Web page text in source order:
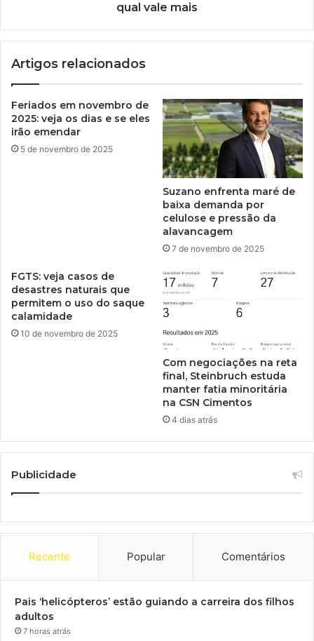
qual vale mais
Artigos relacionados
Feriados em novembro de
2025: veja os dias e se eles
irão emendar
5 de novembro de 2025
Suzano enfrenta maré de
baixa demanda por
celulose e pressão da
alavancagem
7 de novembro de 2025
FGTS: veja casos de
desastres naturais que
permitem o uso do saque
calamidade
10 de novembro de 2025
Com negociações na reta
final, Steinbruch estuda
manter fatia minoritária
na CSN Cimentos
4 dias atrás
Publicidade
Recente Popular Comentários
Pais ‘helicópteros’ estão guiando a carreira dos filhos
adultos
7 horas atrás